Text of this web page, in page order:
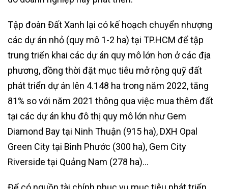
Tập đoàn Đất Xanh lại có kế hoạch chuyển nhượng
các dự án nhỏ (quy mô 1-2 ha) tại TP.HCM để tập
trung triển khai các dự án quy mô lớn hơn ở các địa
phương, đồng thời đặt mục tiêu mở rộng quỹ đất
phát triển dự án lên 4.148 ha trong năm 2022, tăng
81% so với năm 2021 thông qua việc mua thêm đất
tại các dự án khu đô thị quy mô lớn như Gem
Diamond Bay tại Ninh Thuận (915 ha), DXH Opal
Green City tại Bình Phước (300 ha), Gem City
Riverside tại Quảng Nam (278 ha)…